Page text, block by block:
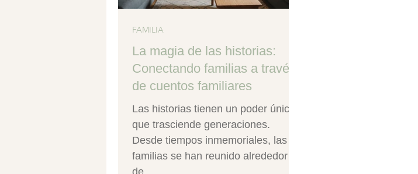
La magia de las historias:
Conectando familias a través
de cuentos familiares
Las historias tienen un poder único
que trasciende generaciones.
Desde tiempos inmemoriales, las
familias se han reunido alrededor
FAMILIA